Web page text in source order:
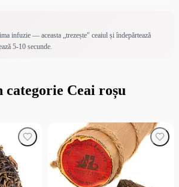
infuzie — aceasta „trezește" ceaiul și îndepărtează
5-10 secunde.
Ceai roșu